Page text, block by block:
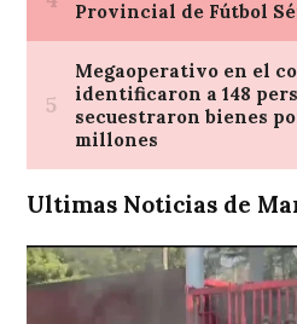
Ultimas Noticias de